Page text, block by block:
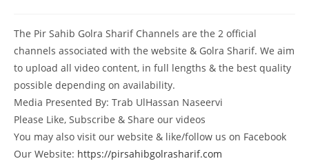
The Pir Sahib Golra Sharif Channels are the 2 official
channels associated with the website & Golra Sharif. We aim
to upload all video content, in full lengths & the best quality
possible depending on availability.
Media Presented By: Trab UlHassan Naseervi
Please Like, Subscribe & Share our videos
You may also visit our website & like/follow us on Facebook
Our Website: https://pirsahibgolrasharif.com